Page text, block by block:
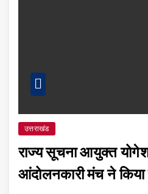
उत्तराखंड
राज्य सूचना आयुक्त
आंदोलनकारी मंच ने किया